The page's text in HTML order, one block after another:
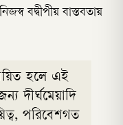
বদ্বীপীয় বাস্তবতায়
হলে এই
দীর্ঘমেয়াদি
পরিবেশগত